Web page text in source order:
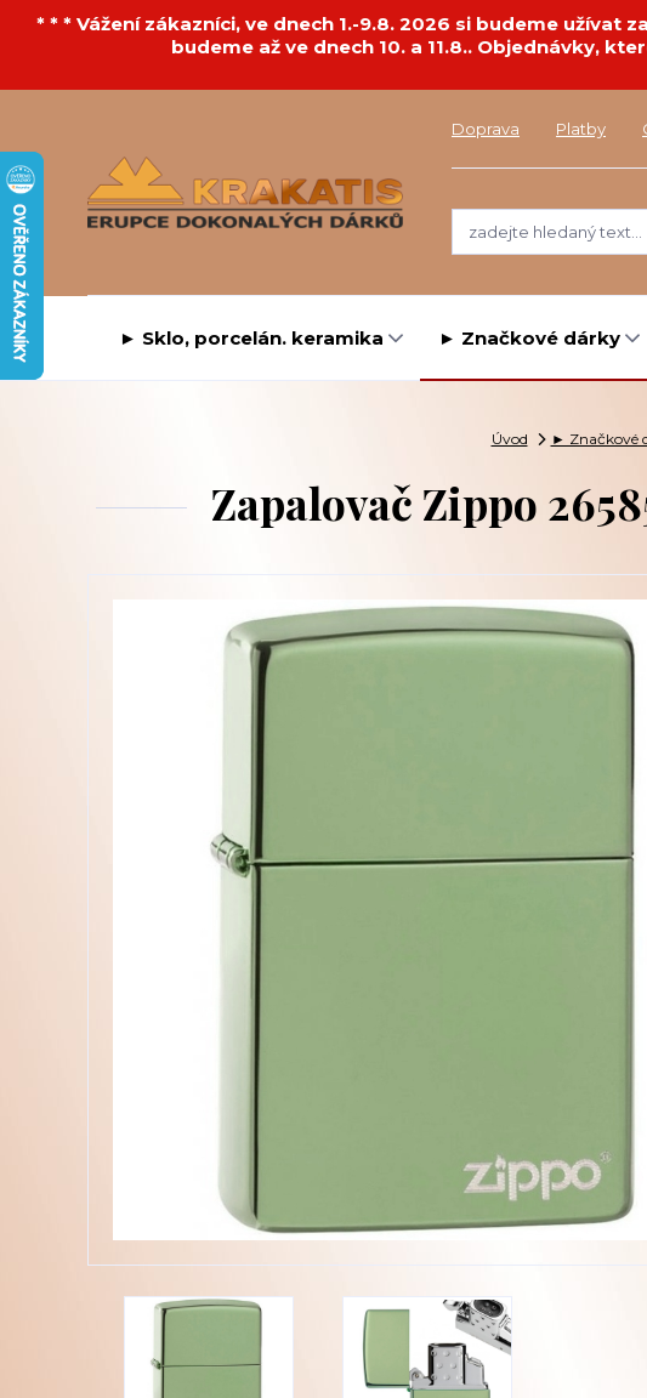
* * * Vážení zákazníci, ve dnech 1.-9.8. 2026 si budeme
budeme až ve dnech 10. a 11.8.. Objednávky,
Doprava Platby
► Sklo, porcelán. keramika ► Značkové dárky
Úvod ► Značkové
Zapalovač Zippo